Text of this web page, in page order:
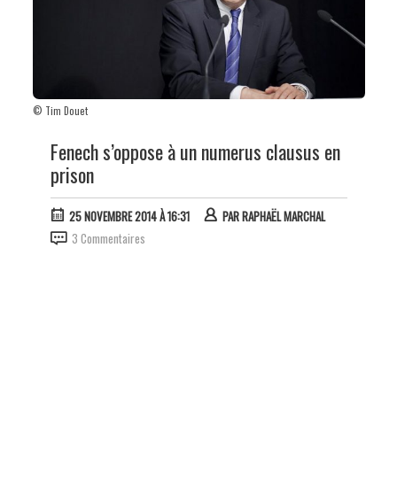
© Tim Douet
Fenech s’oppose à un numerus clausus en
prison
25 NOVEMBRE 2014 À 16:31 PARRAPHAËL MARCHAL
3 Commentaires